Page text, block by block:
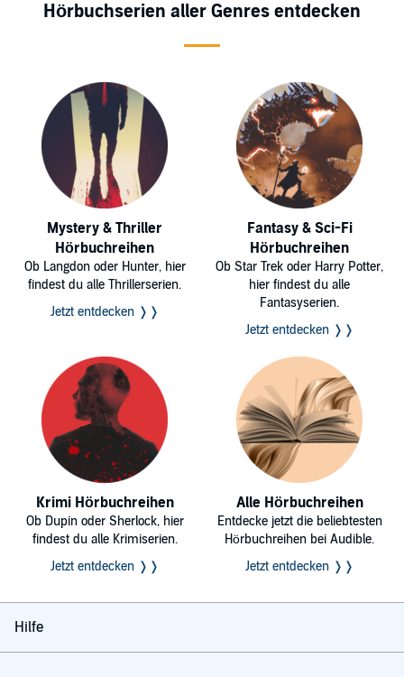
Hörbuchserien aller Genres entdecken
Mystery & Thriller
Hörbuchreihen
Ob Langdon oder Hunter, hier
findest du alle Thrillerserien.
Jetzt entdecken ❭❭
Fantasy & Sci-Fi
Hörbuchreihen
Ob Star Trek oder Harry Potter,
hier findest du alle
Fantasyserien.
Jetzt entdecken ❭❭
Krimi Hörbuchreihen
Ob Dupin oder Sherlock, hier
findest du alle Krimiserien.
Jetzt entdecken ❭❭
Alle Hörbuchreihen
Entdecke jetzt die beliebtesten
Hörbuchreihen bei Audible.
Jetzt entdecken ❭❭
Hilfe